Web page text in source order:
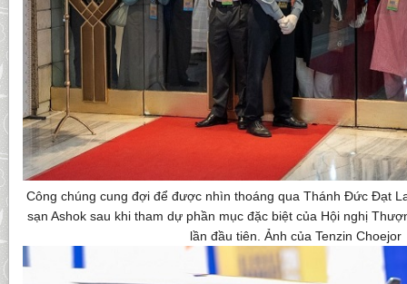
Công chúng cung đợi để được nhìn thoáng qua Thánh Đức Đạt
sạn Ashok sau khi tham dự phần mục đặc biệt của Hội nghị
lần đầu tiên. Ảnh của Tenzin Choejor